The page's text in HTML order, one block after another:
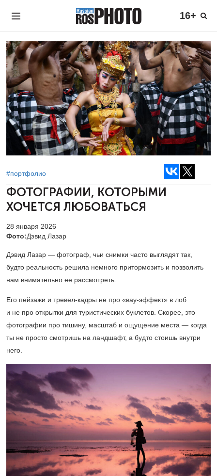
16+
#портфолио
ФОТОГРАФИИ, КОТОРЫМИ
ХОЧЕТСЯ ЛЮБОВАТЬСЯ
28 января 2026
Фото:Дэвид Лазар
Дэвид Лазар — фотограф, чьи снимки часто выглядят так,
будто реальность решила немного притормозить и позволить
нам внимательно ее рассмотреть.
Его пейзажи и тревел-кадры не про «вау-эффект» в лоб
и не про открытки для туристических буклетов. Скорее, это
фотографии про тишину, масштаб и ощущение места — когда
ты не просто смотришь на ландшафт, а будто стоишь внутри
него.